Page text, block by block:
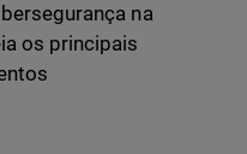
na
os principais